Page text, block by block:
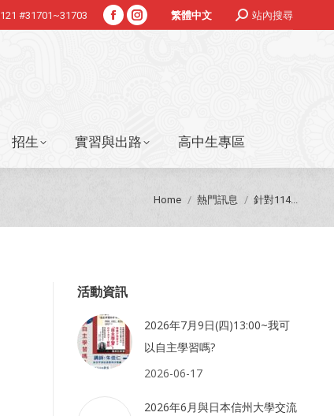
#31701~31703
FacebookInstagram
繁體中文 Search:站內搜尋
招生 實習與出路 高中生專區
You are here:
Home 熱門訊息 針對114...
活動資訊
2026年7月9日(四)13:00~我可
以自主學習嗎?
2026-06-17
2026年6月與日本信州大學交流
招生 實習與出路 高中生專區